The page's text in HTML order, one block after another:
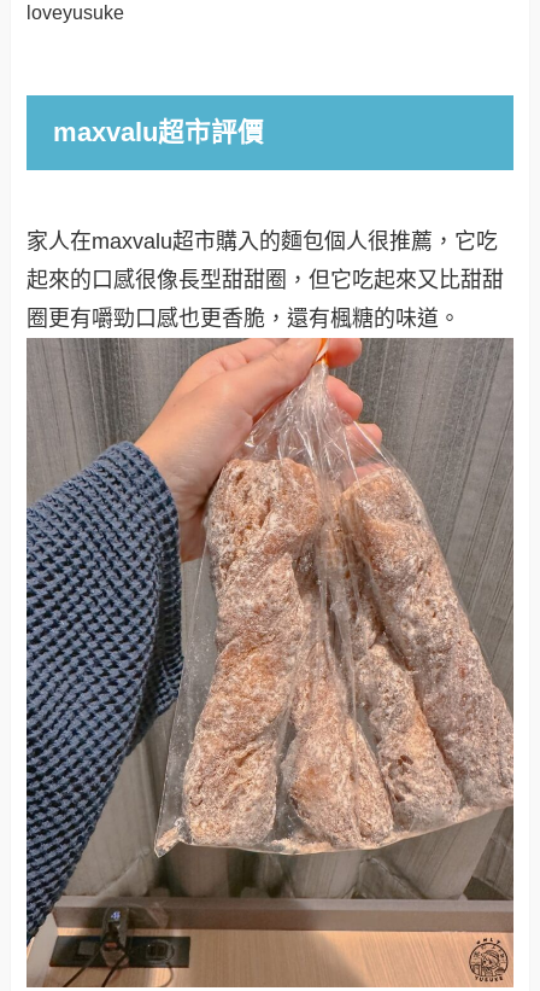
loveyusuke
maxvalu超市評價
家人在maxvalu超市購入的麵包個人很推薦，它吃
起來的口感很像長型甜甜圈，但它吃起來又比甜甜
圈更有嚼勁口感也更香脆，還有楓糖的味道。